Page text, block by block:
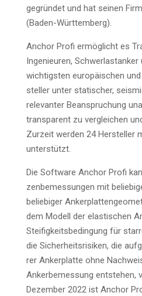
gegrün­det und hat sei­nen
(Baden-Würt­tem­berg).
Anchor Pro­fi ermög­licht es
Inge­nieu­ren,
wich­tigs­ten euro­päi­schen
stel­ler unter sta­ti­scher,
re­le­van­ter Bean­spru­chung
trans­pa­rent zu ver­glei­chen
Zur­zeit wer­den 24 Her­stel­ler
unterstützt.
Die Soft­ware Anchor Pro­fi
zen­be­mes­sun­gen mit
belie­bi­ger
dem Modell der elas­ti­schen
Stei­fig­keits­be­din­gung für
die Sicher­heits­ri­si­ken, die
rer Anker­plat­te ohne
Anker­be­mes­sung ent­ste­hen,
Dezem­ber 2022 ist Anchor